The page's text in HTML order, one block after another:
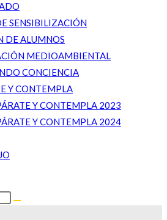
SENSIBILIZACIÓN
DE ALUMNOS
MEDIOAMBIENTAL
CONCIENCIA
Y CONTEMPLA
Y CONTEMPLA 2023
Y CONTEMPLA 2024